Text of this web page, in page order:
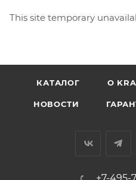
This site temporary
КАТАЛОГ O
НОВОСТИ